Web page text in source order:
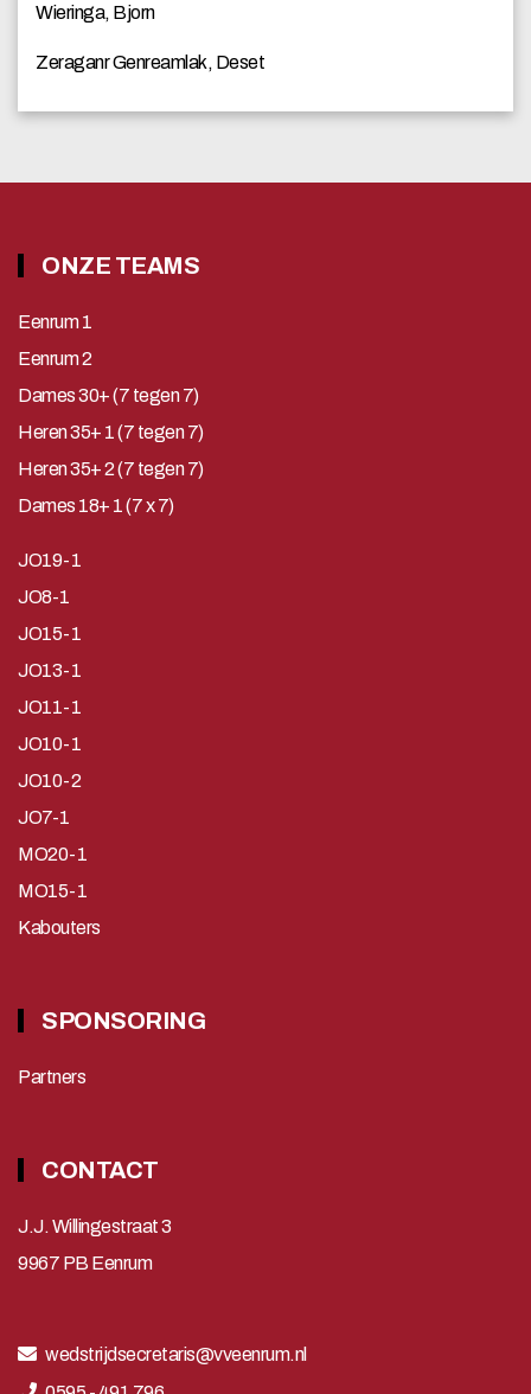
Wieringa, Bjorn
Zeraganr Genreamlak, Deset
ONZE TEAMS
Eenrum 1
Eenrum 2
Dames 30+ (7 tegen 7)
Heren 35+ 1 (7 tegen 7)
Heren 35+ 2 (7 tegen 7)
Dames 18+ 1 (7 x 7)
JO19-1
JO8-1
JO15-1
JO13-1
JO11-1
JO10-1
JO10-2
JO7-1
MO20-1
MO15-1
Kabouters
SPONSORING
Partners
CONTACT
J.J. Willingestraat 3
9967 PB Eenrum
wedstrijdsecretaris@vveenrum.nl